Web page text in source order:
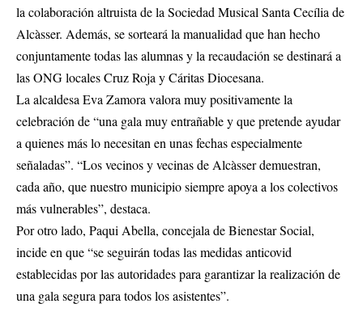
la colaboración altruista de la Sociedad Musical Santa Cecília de
Alcàsser. Además, se sorteará la manualidad que han hecho
conjuntamente todas las alumnas y la recaudación se destinará a
las ONG locales Cruz Roja y Cáritas Diocesana.
La alcaldesa Eva Zamora valora muy positivamente la
celebración de “una gala muy entrañable y que pretende ayudar
a quienes más lo necesitan en unas fechas especialmente
señaladas”. “Los vecinos y vecinas de Alcàsser demuestran,
cada año, que nuestro municipio siempre apoya a los colectivos
más vulnerables”, destaca.
Por otro lado, Paqui Abella, concejala de Bienestar Social,
incide en que “se seguirán todas las medidas anticovid
establecidas por las autoridades para garantizar la realización de
una gala segura para todos los asistentes”.